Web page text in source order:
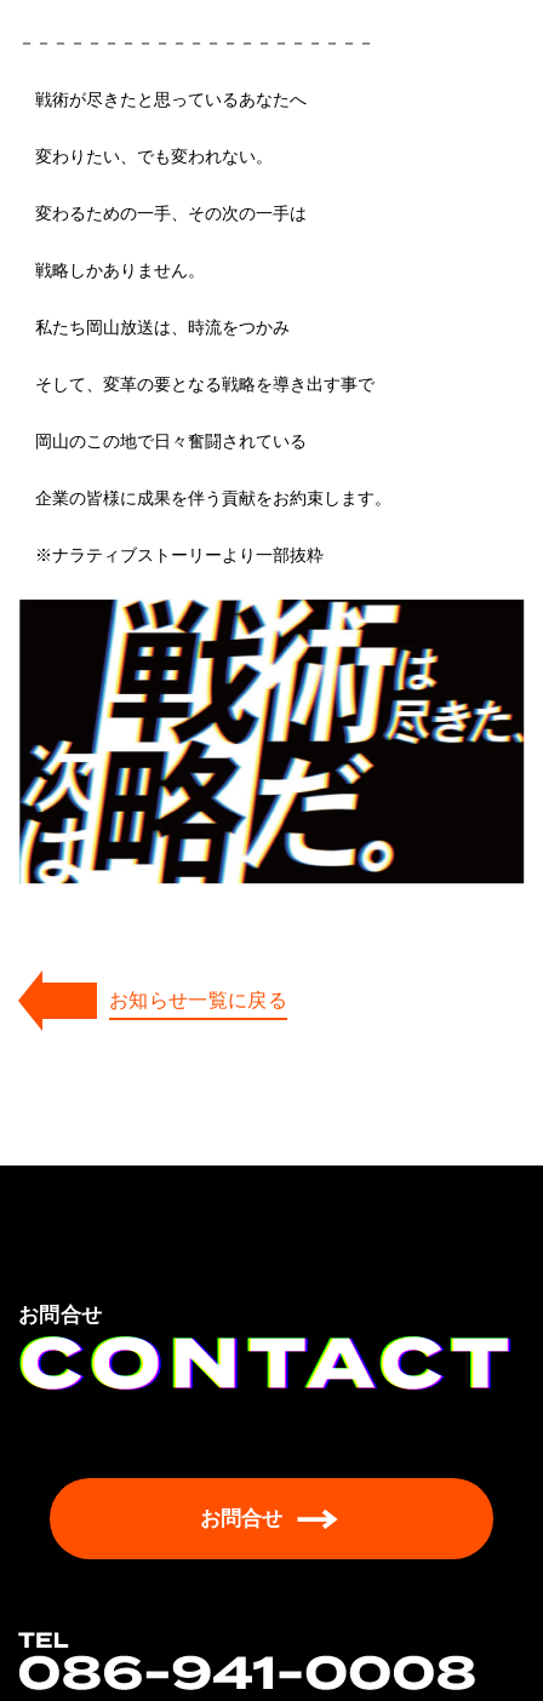
－－－－－－－－－－－－－－－－－－－－－
戦術が尽きたと思っているあなたへ
変わりたい、でも変われない。
変わるための一手、その次の一手は
戦略しかありません。
私たち岡山放送は、時流をつかみ
そして、変革の要となる戦略を導き出す事で
岡山のこの地で日々奮闘されている
企業の皆様に成果を伴う貢献をお約束します。
※ナラティブストーリーより一部抜粋
お知らせ一覧に戻る
お問合せ
お問合せ